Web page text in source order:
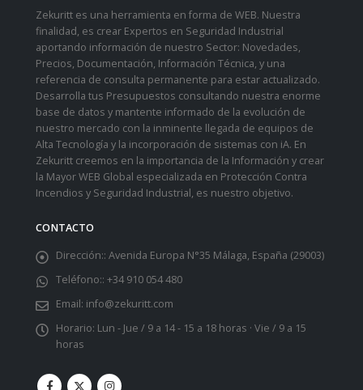
Zekuritt es una herramienta en forma de WEB. Nuestra
finalidad, es crear Expertos en Seguridad Industrial
aportando información de nuestro Sector: Novedades,
Precios, Documentación, Información Técnica, y una
referencia de consulta permanente para estar actualizado.
Desarrolla tus Presupuestos consultando nuestra enorme
base de datos y mantente informado de la evolución de
nuestro mercado con la inminente llegada de equipos de
Alta Tecnología y la incorporación de sistemas con iA. En
Zekuritt creemos en la importancia de la Información y crear
la Mayor WEB Global especializada en Protección Contra
Incendios y Seguridad Industrial, es nuestro objetivo.
CONTACTO
Dirección:: Avenida Europa N°35 Málaga, España (29003)
Teléfono:: +34 910 054 480
Email: info@zekuritt.com
Horario: Lun - Jue / 9 a 14 - 15 a 18 horas · Vie / 9 a 15
horas